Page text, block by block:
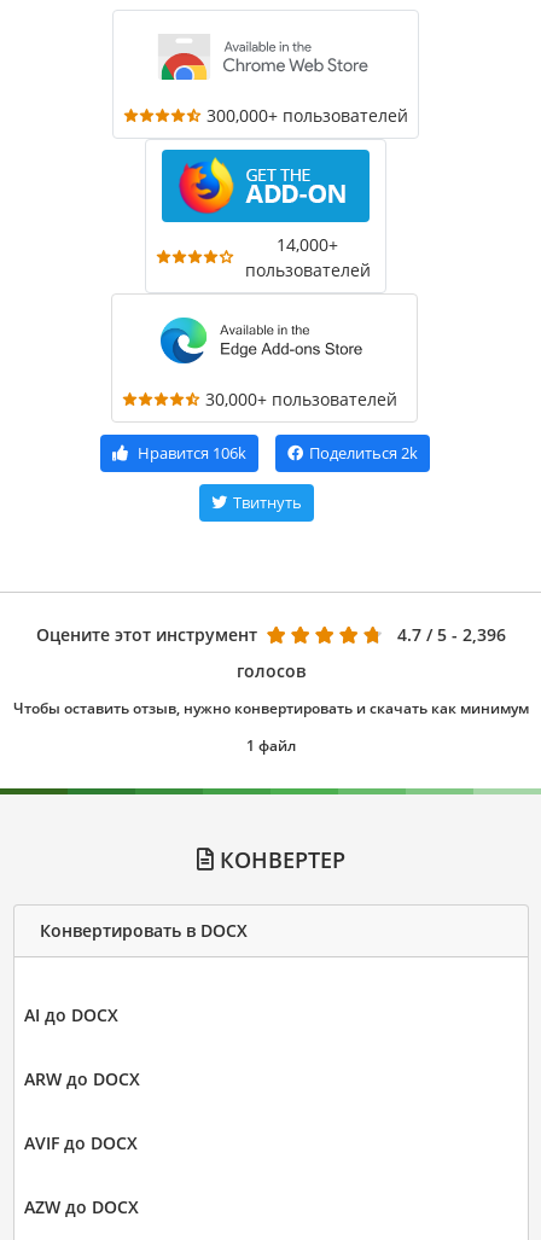
300,000+ пользователей
14,000+
пользователей
30,000+ пользователей
Нравится 106k Поделиться 2k
Твитнуть
Оцените этот инструмент 4.7 / 5 - 2,396
голосов
Чтобы оставить отзыв, нужно конвертировать и скачать как минимум
1 файл
КОНВЕРТЕР
Конвертировать в DOCX
AI до DOCX
ARW до DOCX
AVIF до DOCX
AZW до DOCX